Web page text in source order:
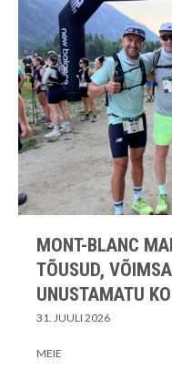
MONT-BLANC
TÕUSUD,
UNUSTAMATU
31. JUULI 2026
MEIE